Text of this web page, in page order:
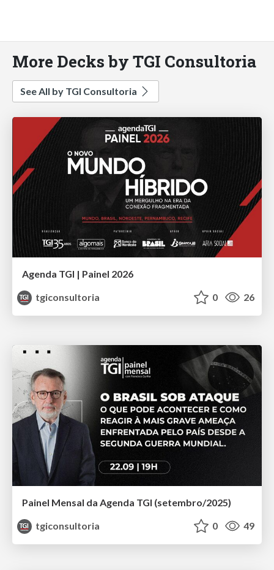
More Decks by TGI Consultoria
See All by TGI Consultoria
Agenda TGI | Painel 2026
tgiconsultoria
0 26
Painel Mensal da Agenda TGI (setembro/2025)
tgiconsultoria
0 49